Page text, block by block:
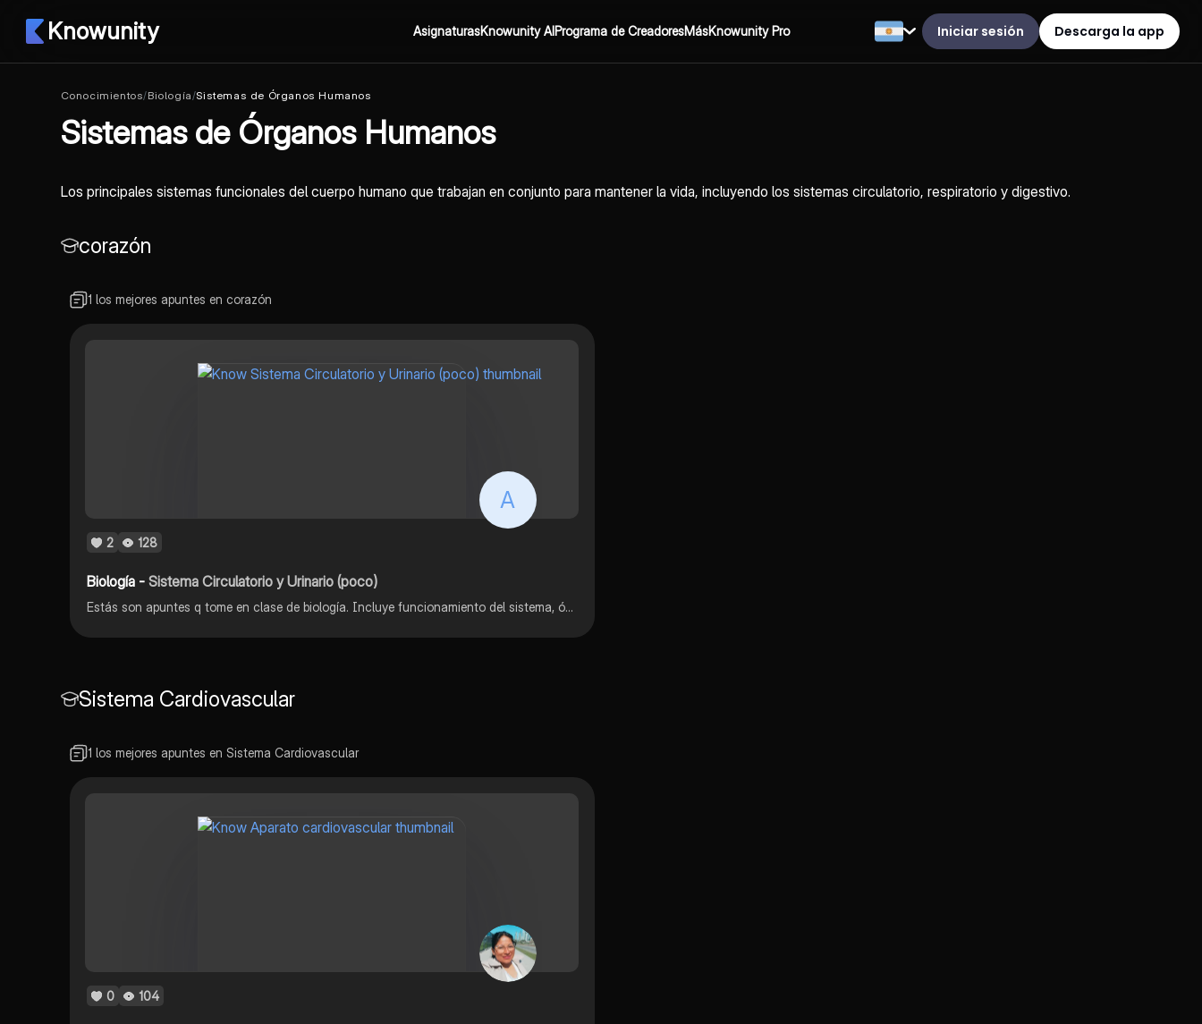
Knowunity AsignaturasKnowunity AIPrograma de CreadoresMásKnowunity Pro Iniciar sesión Descarga la app
Conocimientos/Biología/Sistemas de Órganos Humanos
Sistemas de Órganos Humanos
Los principales sistemas funcionales del cuerpo humano que trabajan en conjunto para mantener la vida, incluyendo los sistemas circulatorio, respiratorio y digestivo.
corazón
1 los mejores apuntes en corazón
A
2 128
Biología -Sistema Circulatorio y Urinario (poco)
Estás son apuntes q tome en clase de biología. Incluye funcionamiento del sistema, órganos, tejidos, funciones, características y un poco sibre el sistema urinario (me falto completar el dibujo del nefrón)
Sistema Cardiovascular
1 los mejores apuntes en Sistema Cardiovascular
0 104